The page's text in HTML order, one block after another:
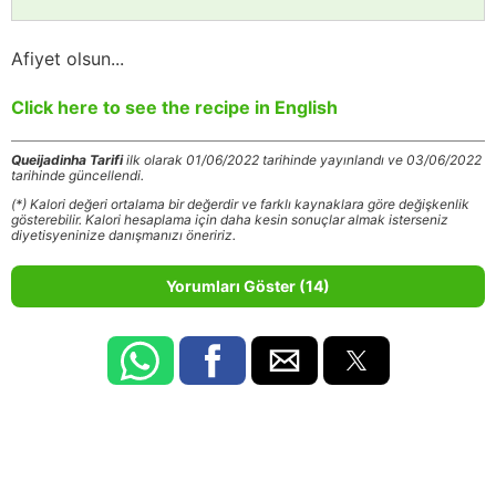
Afiyet olsun...
Click here to see the recipe in English
Queijadinha Tarifiilk olarak 01/06/2022 tarihinde yayınlandı ve 03/06/2022
tarihinde güncellendi.
(*) Kalori değeri ortalama bir değerdir ve farklı kaynaklara göre değişkenlik
gösterebilir. Kalori hesaplama için daha kesin sonuçlar almak isterseniz
diyetisyeninize danışmanızı öneririz.
Yorumları Göster (14)